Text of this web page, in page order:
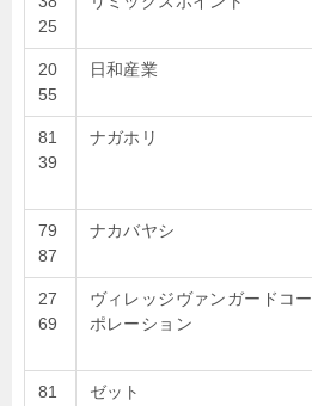
25
20
55
日和産業
81
39
ナガホリ
79
87
ナカバヤシ
27
69
ヴィレッジヴァンガードコー
ポレーション
81
ゼット